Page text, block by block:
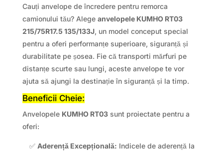
Cauți anvelope de încredere pentru remorca
camionului tău? Alege anvelopele KUMHO RT03
215/75R17.5 135/133J, un model conceput special
pentru a oferi performanțe superioare, siguranță și
durabilitate pe șosea. Fie că transporti mărfuri pe
distanțe scurte sau lungi, aceste anvelope te vor
ajuta să ajungi la destinație în siguranță și la timp.
Beneficii Cheie:
Anvelopele KUMHO RT03sunt proiectate pentru a
oferi:
✅ Aderență Excepțională: Indicele de aderență la